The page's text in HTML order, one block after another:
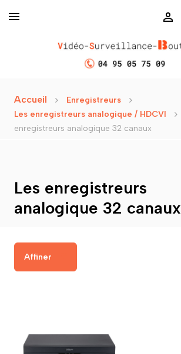
Accueil
Enregistreurs
Les enregistreurs analogique / HDCVI
enregistreurs analogique 32 canaux
Les enregistreurs
analogique 32 canaux
Affiner